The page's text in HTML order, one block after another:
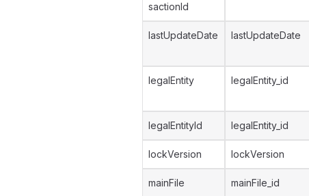
sactionId
lastUpdateDate lastUpdateDate
legalEntity legalEntity_id
legalEntityId legalEntity_id
lockVersion lockVersion
mainFile mainFile_id